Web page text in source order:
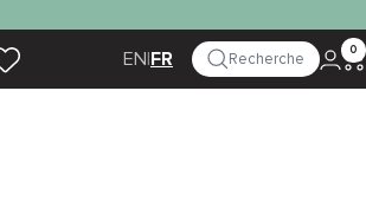
EN| FR Recherche 0